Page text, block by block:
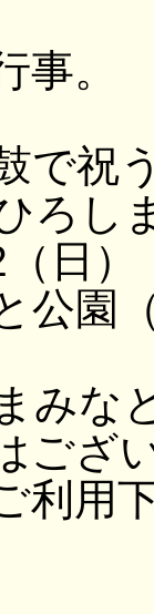
事。
で祝
ろし
（日
公園
みな
ござ
利用